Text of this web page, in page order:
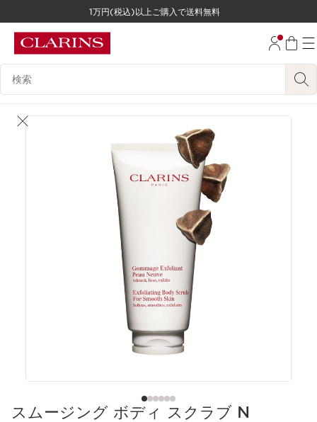
コンテンツへ移動
1万円(税込)以上ご購入で送料無料
検索候補
スムージング ボディ スクラブ N